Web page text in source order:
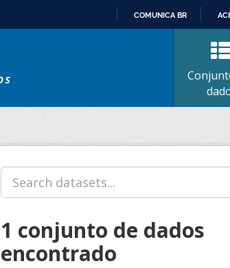
CONTEÚDO
COMUNICA BR
1 conjunto de dados
encontrado